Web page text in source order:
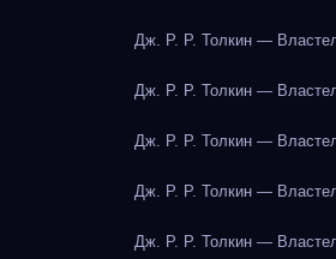
Дж. Р. Р. Толкин —
Дж. Р. Р. Толкин —
Дж. Р. Р. Толкин —
Дж. Р. Р. Толкин —
Дж. Р. Р. Толкин —